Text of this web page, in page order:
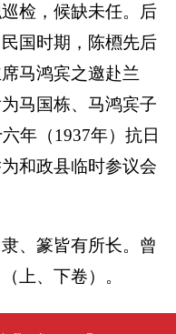
检，候缺未任。后
国时期，陈槱先后
马鸿宾之邀赴兰
马国栋、马鸿宾子
年（1937年）抗日
和政县临时参议会
、篆皆有所长。曾
上、下卷）。